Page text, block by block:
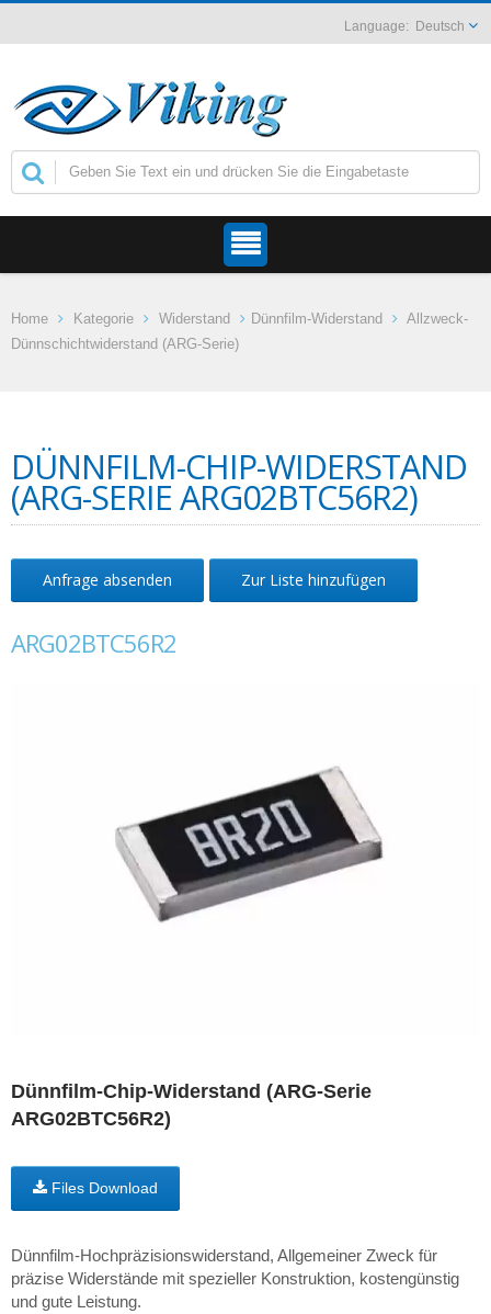
Deutsch
Home Kategorie Widerstand Dünnfilm-Widerstand
Allzweck-
Dünnschichtwiderstand (ARG-Serie)
DÜNNFILM-CHIP-WIDERSTAND
(ARG-SERIE ARG02BTC56R2)
Anfrage absenden Zur Liste hinzufügen
ARG02BTC56R2
Dünnfilm-Chip-Widerstand (ARG-Serie
ARG02BTC56R2)
Files Download
Dünnfilm-Hochpräzisionswiderstand, Allgemeiner Zweck für
präzise Widerstände mit spezieller Konstruktion, kostengünstig
und gute Leistung.